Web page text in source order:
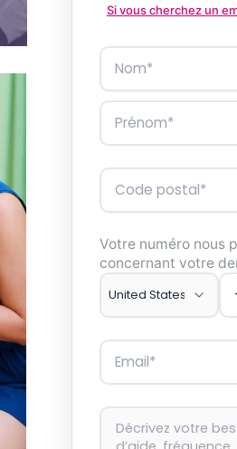
Si vous cherchez un
Votre numéro nous
concernant votre